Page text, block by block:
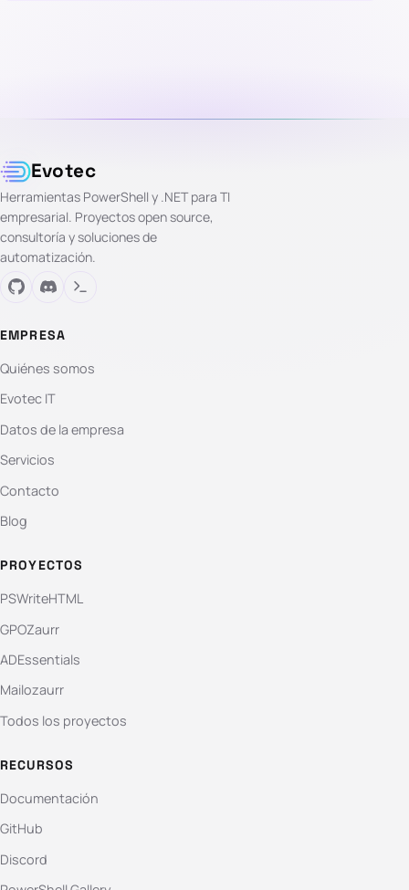
Evotec
Herramientas PowerShell y .NET para TI
empresarial. Proyectos open source,
consultoría y soluciones de
automatización.
EMPRESA
Quiénes somos
Evotec IT
Datos de la empresa
Servicios
Contacto
Blog
PROYECTOS
PSWriteHTML
GPOZaurr
ADEssentials
Mailozaurr
Todos los proyectos
RECURSOS
Documentación
GitHub
Discord